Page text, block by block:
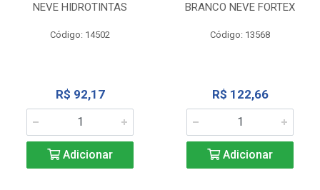
NEVE HIDROTINTAS
Código: 14502
R$ 92,17
Adicionar
BRANCO NEVE FORTEX
Código: 13568
R$ 122,66
Adicionar